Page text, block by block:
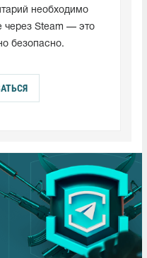
необходимо
через Steam — это
безопасно.